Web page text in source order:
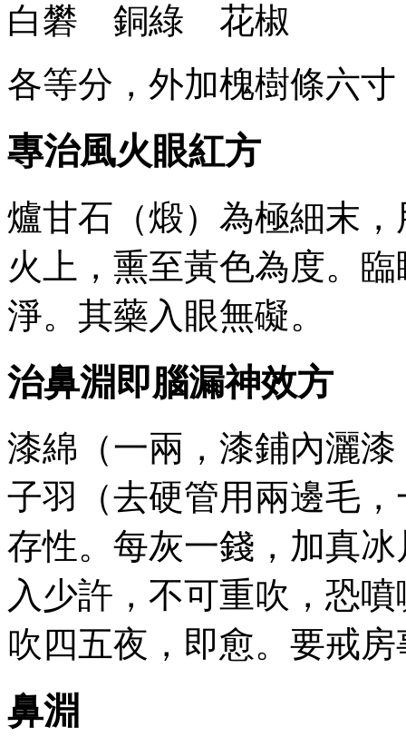
白礬 銅綠 花椒
各等分，外加槐樹條六
專治風火眼紅方
爐甘石（煅）為極細末
火上，熏至黃色為度。
淨。其藥入眼無礙。
治鼻淵即腦漏神效方
漆綿（一兩，漆鋪內灑
子羽（去硬管用兩邊毛
存性。每灰一錢，加真
入少許，不可重吹，恐
吹四五夜，即愈。要戒
鼻淵